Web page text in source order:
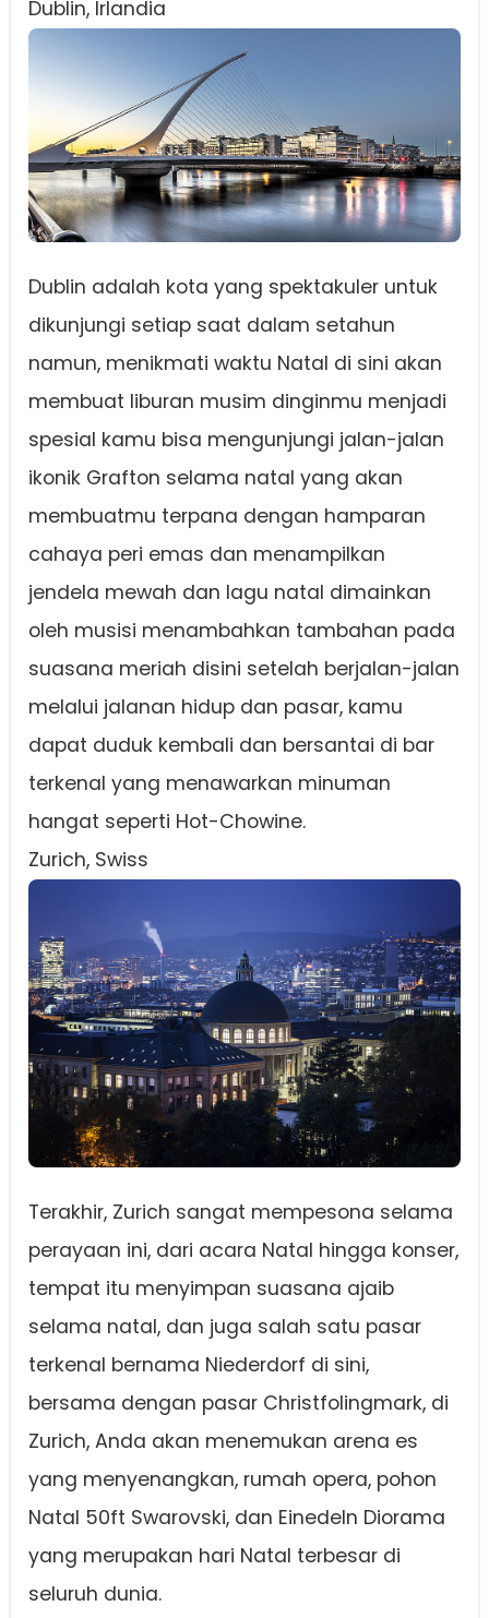
Dublin, Irlandia
Dublin adalah kota yang spektakuler untuk
dikunjungi setiap saat dalam setahun
namun, menikmati waktu Natal di sini akan
membuat liburan musim dinginmu menjadi
spesial kamu bisa mengunjungi jalan-jalan
ikonik Grafton selama natal yang akan
membuatmu terpana dengan hamparan
cahaya peri emas dan menampilkan
jendela mewah dan lagu natal dimainkan
oleh musisi menambahkan tambahan pada
suasana meriah disini setelah berjalan-jalan
melalui jalanan hidup dan pasar, kamu
dapat duduk kembali dan bersantai di bar
terkenal yang menawarkan minuman
hangat seperti Hot-Chowine.
Zurich, Swiss
Terakhir, Zurich sangat mempesona selama
perayaan ini, dari acara Natal hingga konser,
tempat itu menyimpan suasana ajaib
selama natal, dan juga salah satu pasar
terkenal bernama Niederdorf di sini,
bersama dengan pasar Christfolingmark, di
Zurich, Anda akan menemukan arena es
yang menyenangkan, rumah opera, pohon
Natal 50ft Swarovski, dan Einedeln Diorama
yang merupakan hari Natal terbesar di
seluruh dunia.